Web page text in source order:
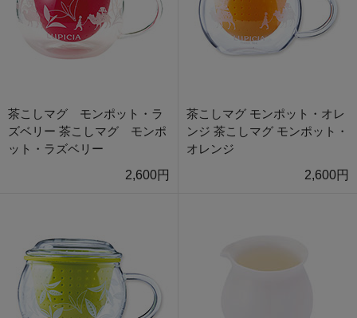
茶こしマグ モンポット・ラ
ズベリー 茶こしマグ モンポ
ット・ラズベリー
2,600円
茶こしマグ モンポット・オレ
ンジ 茶こしマグ モンポット・
オレンジ
2,600円